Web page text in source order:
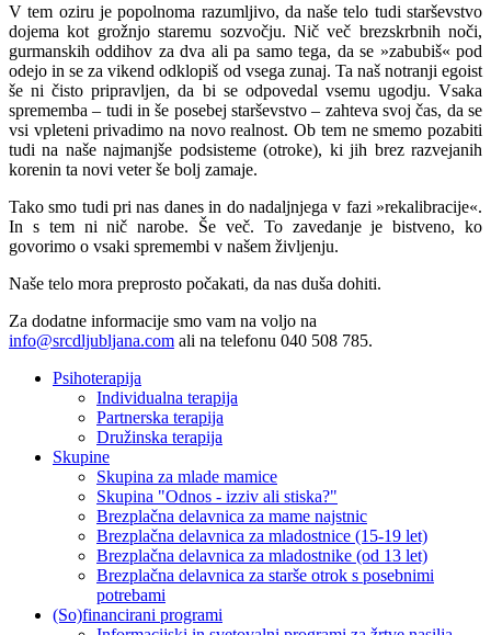
V tem oziru je popolnoma razumljivo, da naše telo tudi starševstvo
dojema kot grožnjo staremu sozvočju. Nič več brezskrbnih noči,
gurmanskih oddihov za dva ali pa samo tega, da se »zabubiš« pod
odejo in se za vikend odklopiš od vsega zunaj. Ta naš notranji egoist
še ni čisto pripravljen, da bi se odpovedal vsemu ugodju. Vsaka
sprememba – tudi in še posebej starševstvo – zahteva svoj čas, da se
vsi vpleteni privadimo na novo realnost. Ob tem ne smemo pozabiti
tudi na naše najmanjše podsisteme (otroke), ki jih brez razvejanih
korenin ta novi veter še bolj zamaje.
Tako smo tudi pri nas danes in do nadaljnjega v fazi »rekalibracije«.
In s tem ni nič narobe. Še več. To zavedanje je bistveno, ko
govorimo o vsaki spremembi v našem življenju.
Naše telo mora preprosto počakati, da nas duša dohiti.
Za dodatne informacije smo vam na voljo na
info@srcdljubljana.com ali na telefonu 040 508 785.
Psihoterapija
Individualna terapija
Partnerska terapija
Družinska terapija
Skupine
Skupina za mlade mamice
Skupina "Odnos - izziv ali stiska?"
Brezplačna delavnica za mame najstnic
Brezplačna delavnica za mladostnice (15-19 let)
Brezplačna delavnica za mladostnike (od 13 let)
Brezplačna delavnica za starše otrok s posebnimi
potrebami
(So)financirani programi